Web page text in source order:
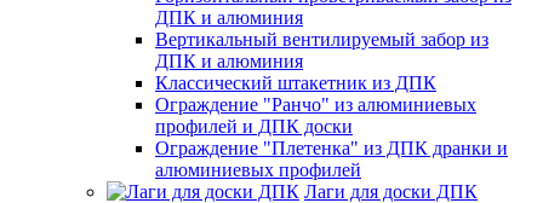
ДПК и алюминия
Вертикальный вентилируемый забор из
ДПК и алюминия
Классический штакетник из ДПК
Ограждение "Ранчо" из алюминиевых
профилей и ДПК доски
Ограждение "Плетенка" из ДПК дранки и
алюминиевых профилей
Лаги для доски ДПК